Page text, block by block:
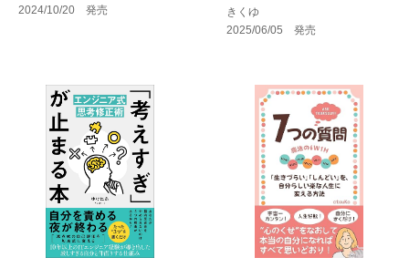
2024/10/20 発売
きくゆ
2025/06/05 発売